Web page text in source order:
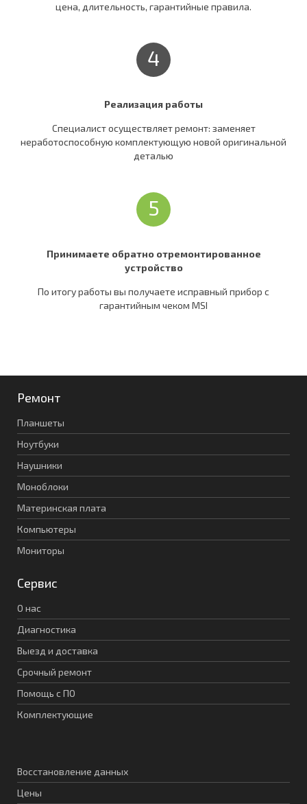
цена, длительность, гарантийные правила.
4
Реализация работы
Специалист осуществляет ремонт: заменяет
неработоспособную комплектующую новой оригинальной
деталью
5
Принимаете обратно отремонтированное
устройство
По итогу работы вы получаете исправный прибор c
гарантийным чеком MSI
Ремонт
Планшеты
Ноутбуки
Наушники
Моноблоки
Материнская плата
Компьютеры
Мониторы
Сервис
О нас
Диагностика
Выезд и доставка
Срочный ремонт
Помощь с ПО
Комплектующие
Восстановление данных
Цены